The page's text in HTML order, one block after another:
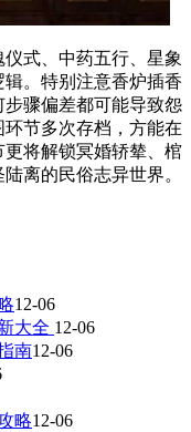
式、中药五行、星象
。特别注意香炉插香
骤偏差都可能导致怨
节多次存档，方能在
将解锁冥婚轿辇、棺
离的民俗志异世界。
12-06
大全 12-06
南12-06
略12-06